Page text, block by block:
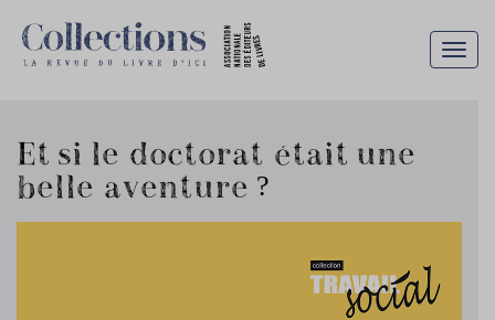
Et si le doctorat était une
belle aventure ?